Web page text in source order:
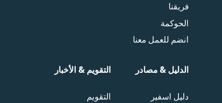
فريقنا
الحوكمة
انضم للعمل معنا
الدليل & مصادر
دليل اسفير
التقويم & الأخبار
التقويم